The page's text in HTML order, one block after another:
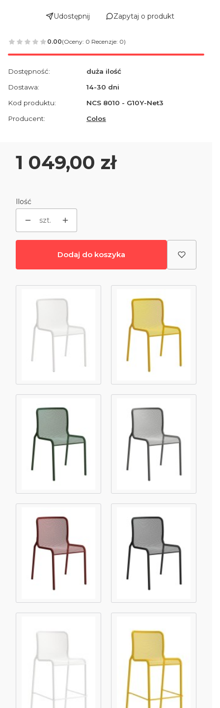
Udostępnij Zapytaj o produkt
0.00(Oceny: 0 Recenzje: 0)
Dostępność:
duża ilość
Dostawa:
14-30 dni
Kod produktu:
NCS 8010 - G10Y-Net3
Producent:
Colos
Cena
1 049,00 zł
Ilość
szt.
Dodaj do koszyka